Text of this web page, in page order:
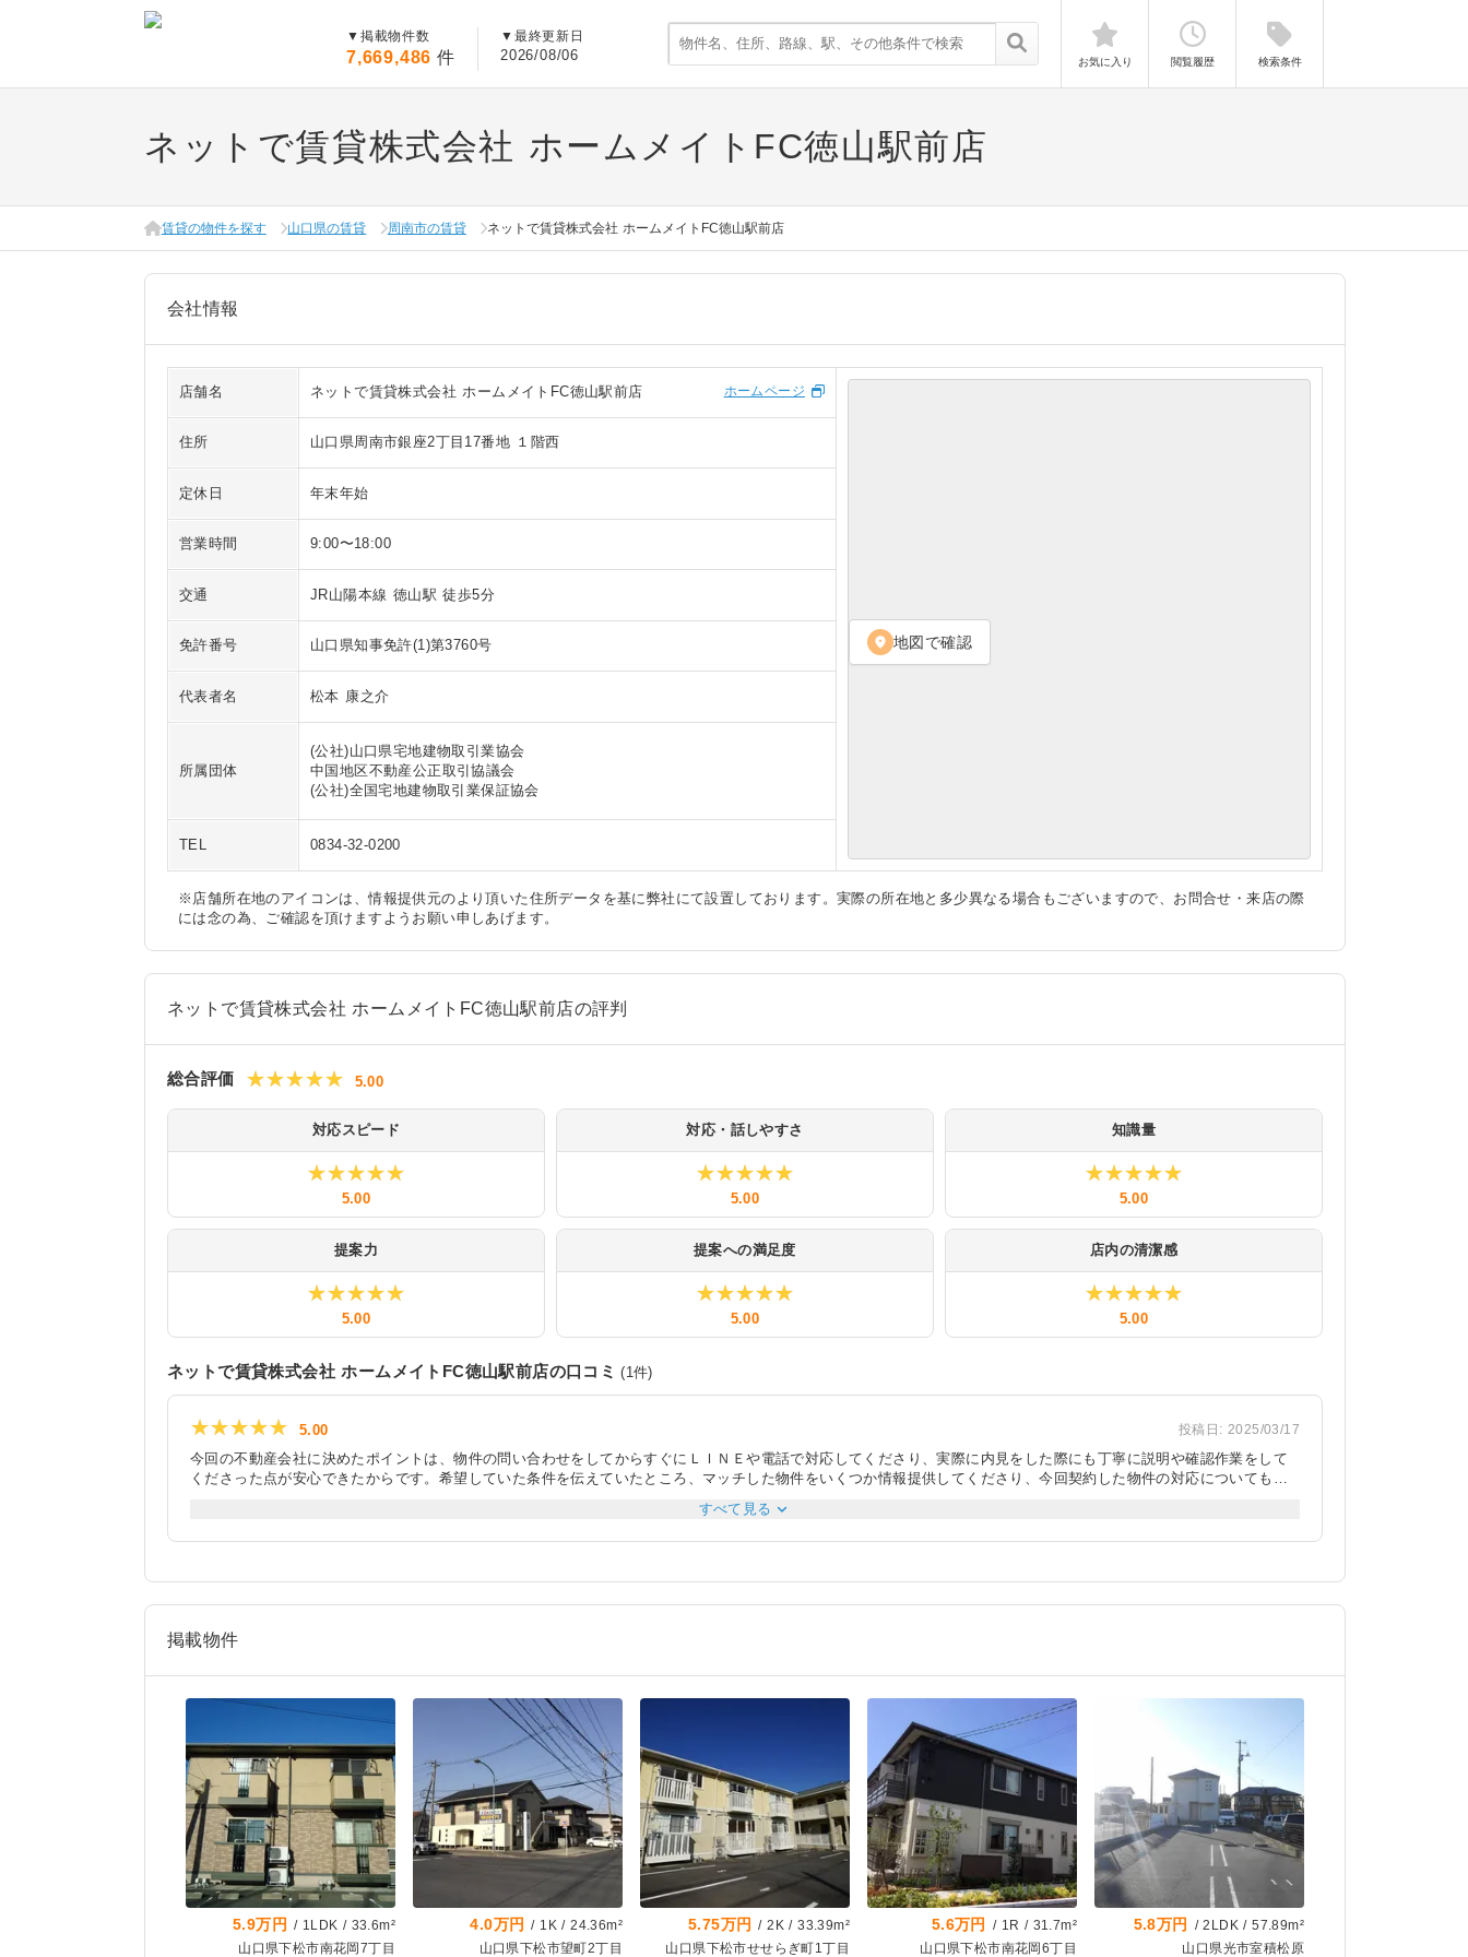
▼ 掲載物件数
7,669,486 件
▼ 最終更新日
2026/08/06 お気に入り 閲覧履歴 検索条件
ネットで賃貸株式会社 ホームメイトFC徳山駅前店
賃貸の物件を探す 山口県の賃貸 周南市の賃貸 ネットで賃貸株式会社 ホームメイトFC徳山駅前店
会社情報
店舗名 ネットで賃貸株式会社 ホームメイトFC徳山駅前店 ホームページ
location_on 地図で確認
住所 山口県周南市銀座2丁目17番地 １階西
定休日 年末年始
営業時間 9:00〜18:00
交通 JR山陽本線 徳山駅 徒歩5分
免許番号 山口県知事免許(1)第3760号
代表者名 松本 康之介
所属団体
(公社)山口県宅地建物取引業協会
中国地区不動産公正取引協議会
(公社)全国宅地建物取引業保証協会
TEL 0834-32-0200
※店舗所在地のアイコンは、情報提供元のより頂いた住所データを基に弊社にて設置しております。実際の所在地と多少異なる場合もございますので、お問合せ・来店の際
には念の為、ご確認を頂けますようお願い申しあげます。
ネットで賃貸株式会社 ホームメイトFC徳山駅前店の評判
総合評価 ★★★★★
★★★★★ 5.00
対応スピード
★★★★★
★★★★★
5.00
対応・話しやすさ
★★★★★
★★★★★
5.00
知識量
★★★★★
★★★★★
5.00
提案力
★★★★★
★★★★★
5.00
提案への満足度
★★★★★
★★★★★
5.00
店内の清潔感
★★★★★
★★★★★
5.00
ネットで賃貸株式会社 ホームメイトFC徳山駅前店の口コミ (1件)
★★★★★
★★★★★ 5.00 投稿日: 2025/03/17
今回の不動産会社に決めたポイントは、物件の問い合わせをしてからすぐにＬＩＮＥや電話で対応してくださり、実際に内見をした際にも丁寧に説明や確認作業をして
くださった点が安心できたからです。希望していた条件を伝えていたところ、マッチした物件をいくつか情報提供してくださり、今回契約した物件の対応についても、
すぐに内見の手続きや準備を進めてくださりました。また、物件契約の際にもテキパキと契約の手続きを対応してくださり、初めての物件契約でもわかりやすく、安心
して手続きをすることができました。物件に傷や凹みなどが多く、内見の段階で大家さんや不動産会社へ連絡をしてくださり、入居前までに修理が完了できるように対
応してくださりました。内見時に正しくカーテンサイズが測れておらず、入居までにサイズを確認できるか連絡したところ、すぐに不動産会社の方で測定してくださっ
すべて見る expand_more
掲載物件
5.9万円 / 1LDK / 33.6m²
山口県下松市南花岡7丁目
4.0万円 / 1K /24.36m²
山口県下松市望町2丁目
5.75万円 /2K /33.39m²
山口県下松市せせらぎ町1丁目
5.6万円 / 1R / 31.7m²
山口県下松市南花岡6丁目
5.8万円 /2LDK /57.89m²
山口県光市室積松原